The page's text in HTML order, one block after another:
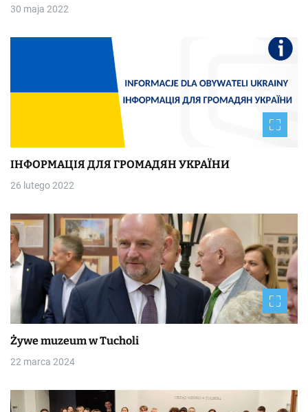
30 maja 2022
ІНФОРМАЦІЯ ДЛЯ ГРОМАДЯН УКРАЇНИ
26 lutego 2022
Żywe muzeum w Tucholi
22 marca 2024